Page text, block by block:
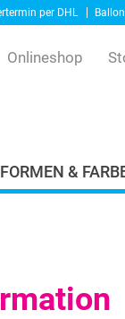
per DHL
Onlineshop
&